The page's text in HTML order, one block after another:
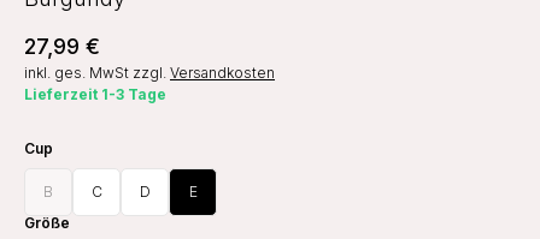
27,99 €
inkl. ges. MwSt zzgl. Versandkosten
Lieferzeit 1-3 Tage
Cup
B C D
E
Größe